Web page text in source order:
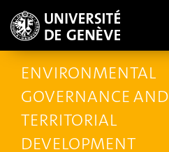
ENVIRONMENTAL
GOVERNANCE AND
TERRITORIAL
DEVELOPMENT